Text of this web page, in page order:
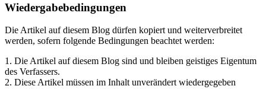
Wiedergabebedingungen
Die Artikel auf diesem Blog dürfen kopiert und weiterverbreitet
werden, sofern folgende Bedingungen beachtet werden:
1. Die Artikel auf diesem Blog sind und bleiben geistiges Eigentum
des Verfassers.
2. Diese Artikel müssen im Inhalt unverändert wiedergegeben